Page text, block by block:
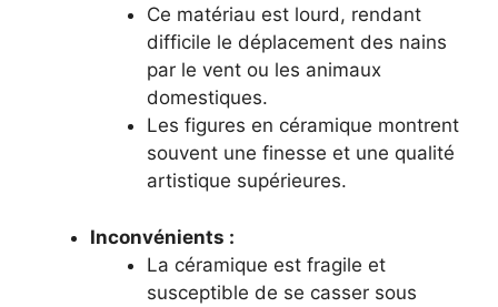
Ce matériau est lourd, rendant
difficile le déplacement des nains
par le vent ou les animaux
domestiques.
Les figures en céramique montrent
souvent une finesse et une qualité
artistique supérieures.
Inconvénients :
La céramique est fragile et
susceptible de se casser sous